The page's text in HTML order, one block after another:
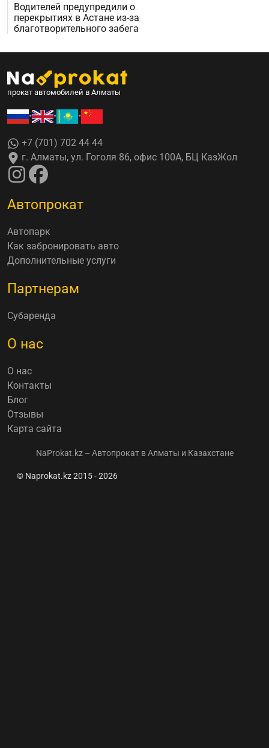
Водителей предупредили о
перекрытиях в Астане из-за
благотворительного забега
прокат автомобилей в Алматы
• • •
+7 (701) 702 44 44
г. Алматы, ул. Гоголя 86, офис 100А, БЦ КазЖол
Автопрокат
Автопарк
Как забронировать авто
Дополнительные услуги
Партнерам
Субаренда
О нас
О нас
Контакты
Блог
Отзывы
Карта сайта
NaProkat.kz – Автопрокат в Алматы и Казахстане
© Naprokat.kz 2015 - 2026